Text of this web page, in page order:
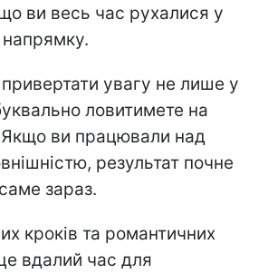
ви весь час рухалися у
привертати увагу не лише у
ловитимете на
Якщо ви працювали над
результат почне
зараз.
кроків та романтичних
вдалий час для